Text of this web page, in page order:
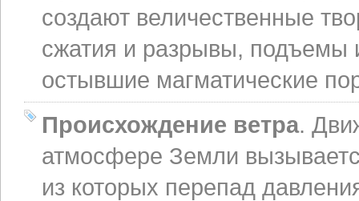
создают величественные
сжатия и разрывы, подъемы
остывшие магматические
Происхождение ветра.
атмосфере Земли
из которых перепад